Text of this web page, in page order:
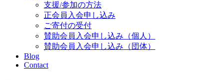
支援/参加の方法
正会員入会申し込み
ご寄付の受付
賛助会員入会申し込み（個人）
賛助会員入会申し込み（団体）
Blog
Contact